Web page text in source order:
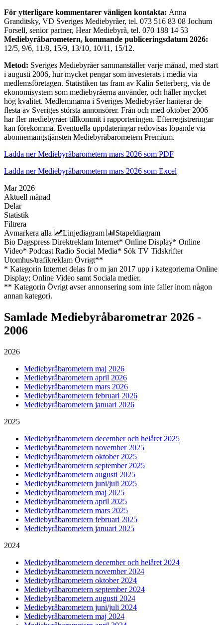
För ytterligare kommentarer vänligen kontakta: Anna
Granditsky, VD Sveriges Mediebyråer, tel. 073 516 83 08 Jochum
Forsell, senior partner, Hear Mediebyrå, tel. 070 188 14 53
Mediebyråbarometern, kommande publiceringsdatum 2026:
12/5, 9/6, 11/8, 15/9, 13/10, 10/11, 15/12.
Metod: Sveriges Mediebyråer sammanställer varje månad, med start
i augusti 2006, hur mycket pengar som investerats i media via
medlemsföretagen. Statistiken tas fram av Kalin Setterberg, via de
ekonomisystem som mediebyråerna använder, och håller mycket
hög kvalitet. Medlemmarna i Sveriges Mediebyråer hanterar de
flesta av Sveriges största annonsörer. Från och med oktober 2006
har fler mediebyråer tillkommit i rapporteringen. Efterregistreringar
kan förekomma. Eventuella uppdateringar redovisas löpande via
abonnemangstjänsten Mediebyråbarometern Premium.
Ladda ner Mediebyråbarometern mars 2026 som PDF
Ladda ner Mediebyråbarometern mars 2026 som Excel
Mar 2026
Aktuell månad
Delar
Statistik
Filtrera
Avmarkera alla
Linjediagram
Stapeldiagram
Bio Dagspress Direktreklam Internet* Online Display* Online
Video* Podcast Radio Social Media* Sök TV Tidskrifter
Utomhus/trafikreklam Övrigt**
* Kategorin Internet delas fr o m jan 2017 upp i kategorierna Online
Display; Online Video samt Sociala medier.
** Kategorin Övrigt avser annonsering som inte faller inom någon
annan kategori.
Samlade Mediebyråbarometrar 2026 -
2006
2026
Mediebyråbarometern maj 2026
Mediebyråbarometern april 2026
Mediebyråbarometern mars 2026
Mediebyråbarometern februari 2026
Mediebyråbarometern januari 2026
2025
Mediebyråbarometern december och helåret 2025
Mediebyråbarometern november 2025
Mediebyråbarometern oktober 2025
Mediebyråbarometern september 2025
Mediebyråbarometern augusti 2025
Mediebyråbarometern juni/juli 2025
Mediebyråbarometern maj 2025
Mediebyråbarometern april 2025
Mediebyråbarometern mars 2025
Mediebyråbarometern februari 2025
Mediebyråbarometern januari 2025
2024
Mediebyråbarometern december och helåret 2024
Mediebyråbarometern november 2024
Mediebyråbarometern oktober 2024
Mediebyråbarometern september 2024
Mediebyråbarometern augusti 2024
Mediebyråbarometern juni/juli 2024
Mediebyråbarometern maj 2024